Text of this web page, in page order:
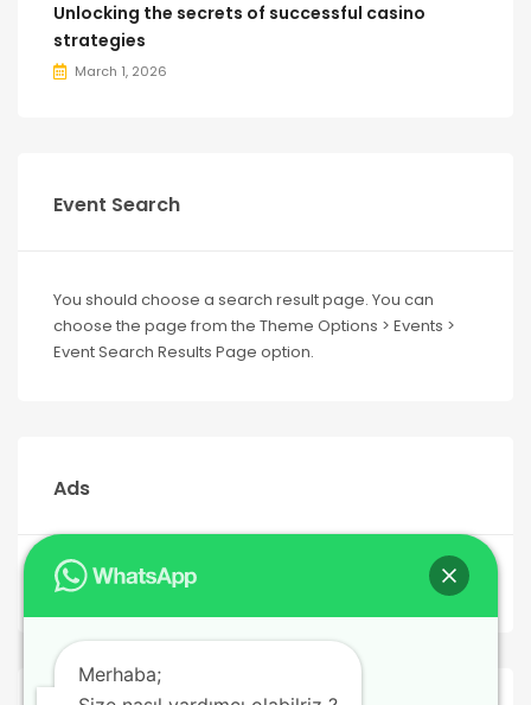
Unlocking the secrets of successful casino
strategies
March 1, 2026
Event Search
You should choose a search result page. You can
choose the page from the Theme Options > Events >
Event Search Results Page option.
Ads
Merhaba;